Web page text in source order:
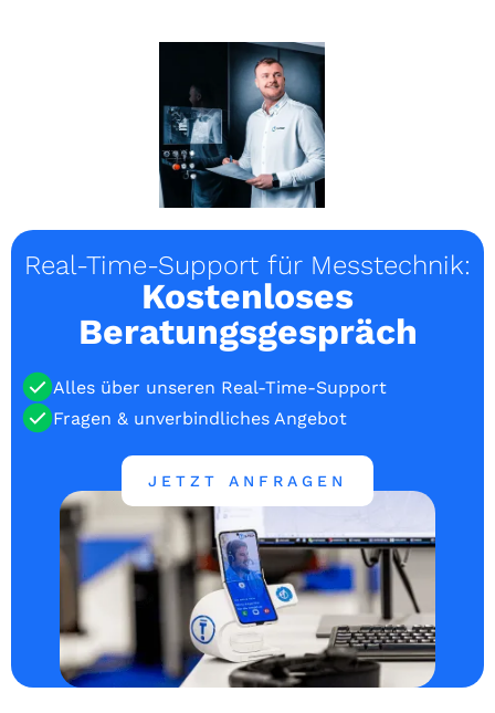
Real-Time-Support für Messtechnik:
Kostenloses
Beratungsgespräch
Alles über unseren Real-Time-Support
Fragen & unverbindliches Angebot
JETZT ANFRAGEN